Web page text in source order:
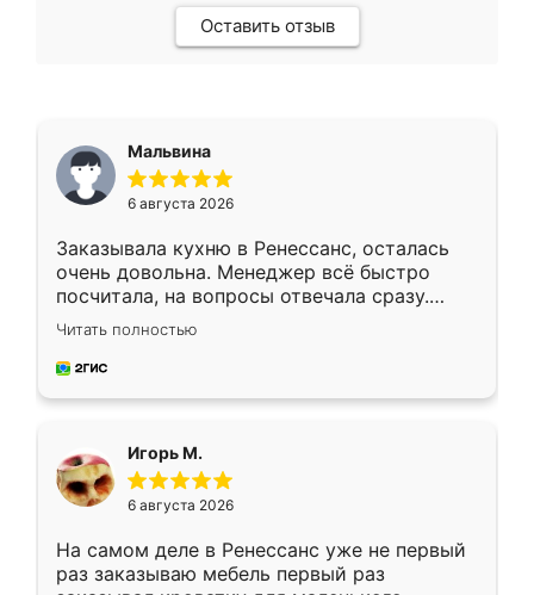
Оставить отзыв
Мальвина
6 августа 2026
Заказывала кухню в Ренессанс, осталась
очень довольна. Менеджер всё быстро
посчитала, на вопросы отвечала сразу.
Замерщик приехал в субботу, подошёл к
делу со всей ответственностью. Собрали
за день, ребята работали аккуратно, даже
Читать полностью
Игорь М.
6 августа 2026
На самом деле в Ренессанс уже не первый
раз заказываю мебель первый раз